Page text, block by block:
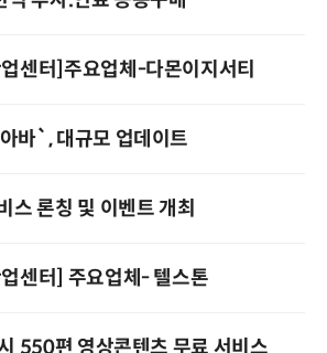
센터]주요업체-다몬이지서티
바`, 대규모 업데이트
스 론칭 및 이벤트 개최
센터] 주요업체- 텔스톤
550편 영상콘텐츠 무료 서비스